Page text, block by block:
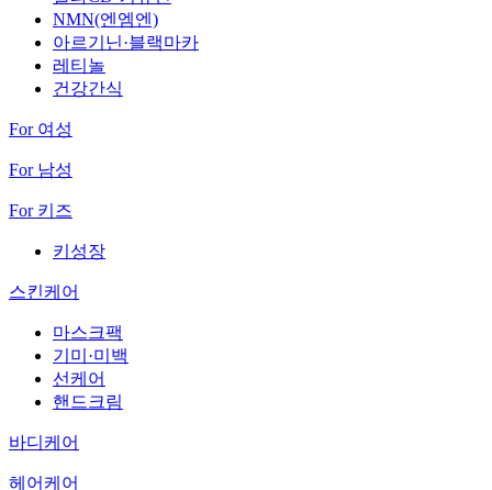
NMN(엔엠엔)
아르기닌·블랙마카
레티놀
건강간식
For 여성
For 남성
For 키즈
키성장
스킨케어
마스크팩
기미·미백
선케어
핸드크림
바디케어
헤어케어